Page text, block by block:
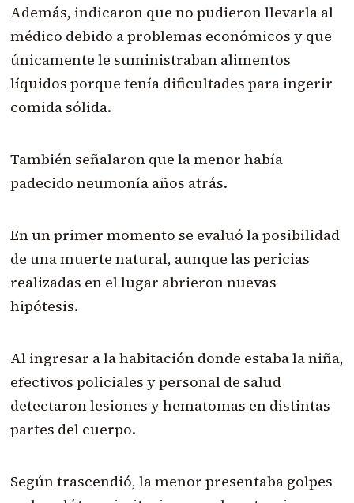
Además, indicaron que no pudieron llevarla al
médico debido a problemas económicos y que
únicamente le suministraban alimentos
líquidos porque tenía dificultades para ingerir
comida sólida.
También señalaron que la menor había
padecido neumonía años atrás.
En un primer momento se evaluó la posibilidad
de una muerte natural, aunque las pericias
realizadas en el lugar abrieron nuevas
hipótesis.
Al ingresar a la habitación donde estaba la niña,
efectivos policiales y personal de salud
detectaron lesiones y hematomas en distintas
partes del cuerpo.
Según trascendió, la menor presentaba golpes